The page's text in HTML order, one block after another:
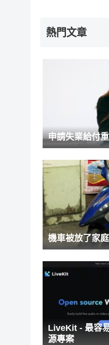
熱門文章
申請失業給付
機車被放了家
LiveKit - 最容
源專案